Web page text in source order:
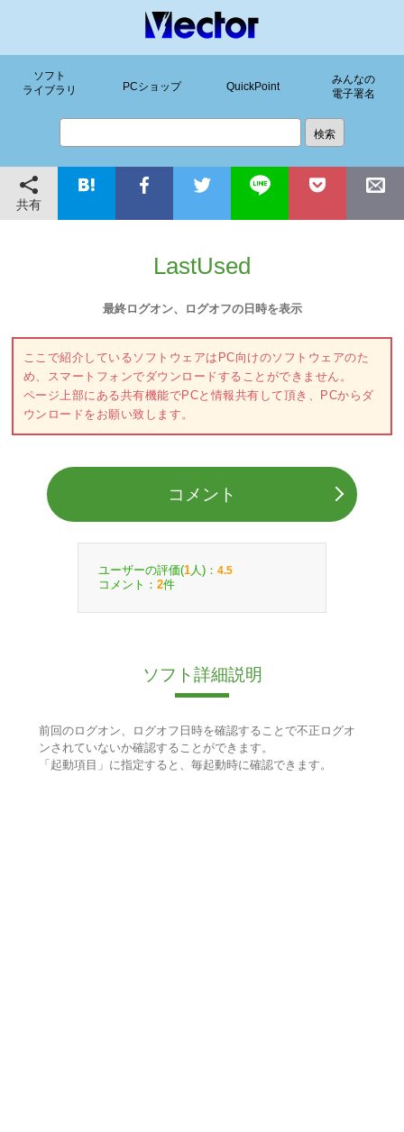
ソフト
ライブラリ
PCショップ QuickPoint
みんなの
電子署名
共有
LastUsed
最終ログオン、ログオフの日時を表示
ここで紹介しているソフトウェアはPC向けのソフトウェアのた
め、スマートフォンでダウンロードすることができません。
ページ上部にある共有機能でPCと情報共有して頂き、PCからダ
ウンロードをお願い致します。
コメント
ユーザーの評価(1 人)： 4.5
コメント： 2件
ソフト詳細説明
前回のログオン、ログオフ日時を確認することで不正ログオ
ンされていないか確認することができます。
「起動項目」に指定すると、毎起動時に確認できます。